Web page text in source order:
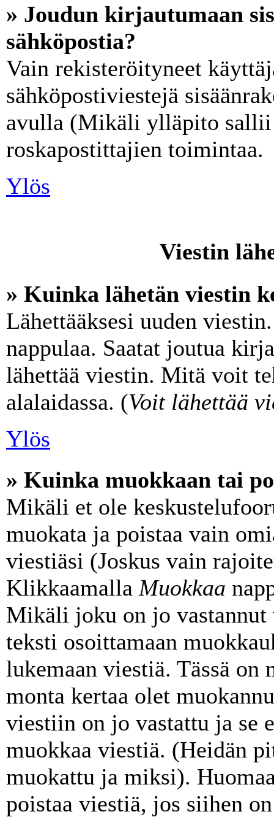
» Joudun kirjautumaan
sähköpostia?
Vain rekisteröityneet
sähköpostiviestejä
avulla (Mikäli ylläpito sallii
roskapostittajien toimintaa.
Ylös
Viestin
» Kuinka lähetän viestin
Lähettääksesi uuden
nappulaa. Saatat joutua
lähettää viestin. Mitä voit
alalaidassa. (Voit lähettää
Ylös
» Kuinka muokkaan tai
Mikäli et ole
muokata ja poistaa vain
viestiäsi (Joskus vain
Klikkaamalla Muokkaa
Mikäli joku on jo
teksti osoittamaan
lukemaan viestiä. Tässä on
monta kertaa olet
viestiin on jo vastattu ja se
muokkaa viestiä. (Heidän
muokattu ja miksi).
poistaa viestiä, jos siihen